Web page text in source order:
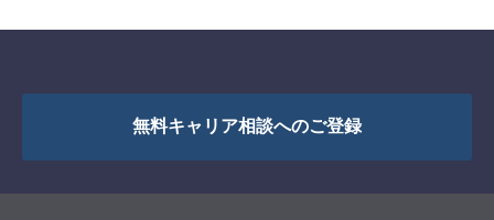
無料キャリア相談へのご登録